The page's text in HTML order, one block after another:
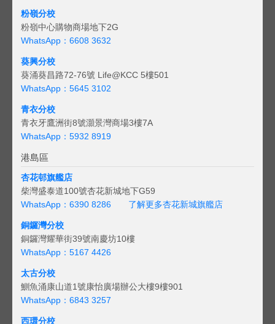
粉嶺分校
粉嶺中心購物商場地下2G
WhatsApp：6608 3632
葵興分校
葵涌葵昌路72-76號 Life@KCC 5樓501
WhatsApp：5645 3102
青衣分校
青衣牙鷹洲街8號灝景灣商場3樓7A
WhatsApp：5932 8919
港島區
杏花邨旗艦店
柴灣盛泰道100號杏花新城地下G59
WhatsApp：6390 8286
了解更多杏花新城旗艦店
銅鑼灣分校
銅鑼灣耀華街39號南慶坊10樓
WhatsApp：5167 4426
太古分校
鰂魚涌康山道1號康怡廣場辦公大樓9樓901
WhatsApp：6843 3257
西環分校